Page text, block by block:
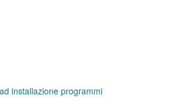
installazione programmi